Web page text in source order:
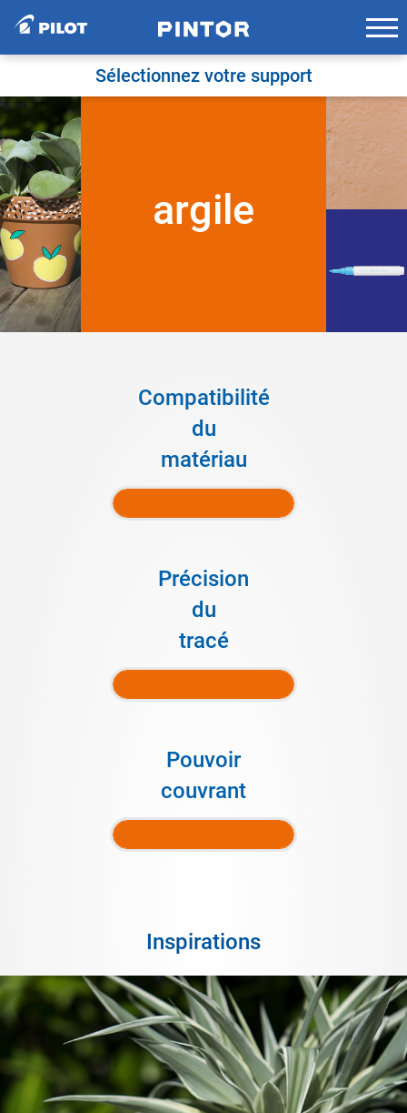
Sélectionnez votre support
argile
Compatibilité
du
matériau
Précision
du
tracé
Pouvoir
couvrant
Inspirations